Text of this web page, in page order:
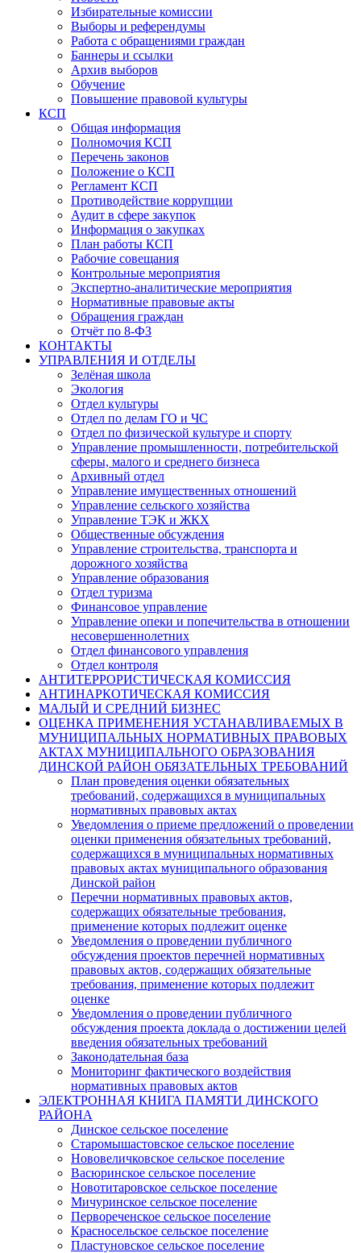
Избирательные комиссии
Выборы и референдумы
Работа с обращениями граждан
Баннеры и ссылки
Архив выборов
Обучение
Повышение правовой культуры
КСП
Общая информация
Полномочия КСП
Перечень законов
Положение о КСП
Регламент КСП
Противодействие коррупции
Аудит в сфере закупок
Информация о закупках
План работы КСП
Рабочие совещания
Контрольные мероприятия
Экспертно-аналитические мероприятия
Нормативные правовые акты
Обращения граждан
Отчёт по 8-ФЗ
КОНТАКТЫ
УПРАВЛЕНИЯ И ОТДЕЛЫ
Зелёная школа
Экология
Отдел культуры
Отдел по делам ГО и ЧС
Отдел по физической культуре и спорту
Управление промышленности, потребительской
сферы, малого и среднего бизнеса
Архивный отдел
Управление имущественных отношений
Управление сельского хозяйства
Управление ТЭК и ЖКХ
Общественные обсуждения
Управление строительства, транспорта и
дорожного хозяйства
Управление образования
Отдел туризма
Финансовое управление
Управление опеки и попечительства в отношении
несовершеннолетних
Отдел финансового управления
Отдел контроля
АНТИТЕРРОРИСТИЧЕСКАЯ КОМИССИЯ
АНТИНАРКОТИЧЕСКАЯ КОМИССИЯ
МАЛЫЙ И СРЕДНИЙ БИЗНЕС
ОЦЕНКА ПРИМЕНЕНИЯ УСТАНАВЛИВАЕМЫХ В
МУНИЦИПАЛЬНЫХ НОРМАТИВНЫХ ПРАВОВЫХ
АКТАХ МУНИЦИПАЛЬНОГО ОБРАЗОВАНИЯ
ДИНСКОЙ РАЙОН ОБЯЗАТЕЛЬНЫХ ТРЕБОВАНИЙ
План проведения оценки обязательных
требований, содержащихся в муниципальных
нормативных правовых актах
Уведомления о приеме предложений о проведении
оценки применения обязательных требований,
содержащихся в муниципальных нормативных
правовых актах муниципального образования
Динской район
Перечни нормативных правовых актов,
содержащих обязательные требования,
применение которых подлежит оценке
Уведомления о проведении публичного
обсуждения проектов перечней нормативных
правовых актов, содержащих обязательные
требования, применение которых подлежит
оценке
Уведомления о проведении публичного
обсуждения проекта доклада о достижении целей
введения обязательных требований
Законодательная база
Мониторинг фактического воздействия
нормативных правовых актов
ЭЛЕКТРОННАЯ КНИГА ПАМЯТИ ДИНСКОГО
РАЙОНА
Динское сельское поселение
Старомышастовское сельское поселение
Нововеличковское сельское поселение
Васюринское сельское поселение
Новотитаровское сельское поселение
Мичуринское сельское поселение
Первореченское сельское поселение
Красносельское сельское поселение
Пластуновское сельское поселение